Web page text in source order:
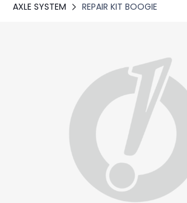
AXLE SYSTEM REPAIR KIT BOOGIE